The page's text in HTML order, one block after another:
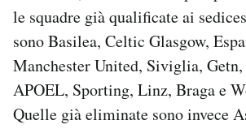
AREA PERSONALE
Area Personale
Newsletter
Regala il Post
le squadre già qualificate ai
sono Basilea, Celtic Glasgow,
Manchester United, Siviglia,
APOEL, Sporting, Linz, Braga e
Quelle già eliminate sono invece